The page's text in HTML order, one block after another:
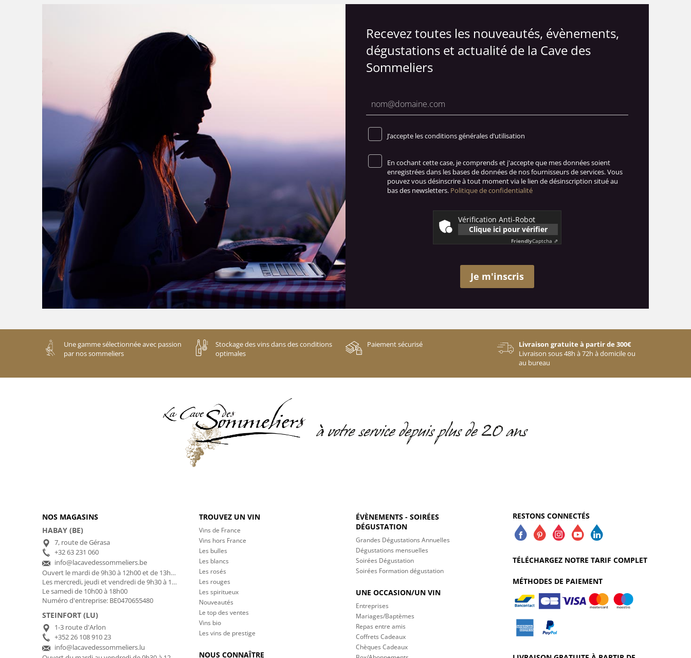
Recevez toutes les nouveautés, évènements,
dégustations et actualité de la Cave des
Sommeliers
J’accepte les conditions générales d’utilisation
En cochant cette case, je comprends et j'accepte que mes données soient
enregistrées dans les bases de données de nos fournisseurs de services. Vous
pouvez vous désinscrire à tout moment via le lien de désinscription situé au
bas des newsletters. Politique de confidentialité
Vérification Anti-Robot
Clique ici pour vérifier
FriendlyCaptcha ⇗
Je m'inscris
Une gamme sélectionnée avec passion
par nos sommeliers
Stockage des vins dans des conditions
optimales
Paiement sécurisé
Livraison gratuite à partir de 300€
Livraison sous 48h à 72h à domicile ou
au bureau
NOS MAGASINS
HABAY (BE)
7, route de Gérasa
+32 63 231 060
info@lacavedessommeliers.be
Ouvert le mardi de 9h30 à 12h00 et de 13h00 à 17h00
Les mercredi, jeudi et vendredi de 9h30 à 12h00 et de 13h00 à 18h30
Le samedi de 10h00 à 18h00
Numéro d'entreprise: BE0470655480
STEINFORT (LU)
1-3 route d'Arlon
+352 26 108 910 23
info@lacavedessommeliers.lu
TROUVEZ UN VIN
Vins de France
Vins hors France
Les bulles
Les blancs
Les rosés
Les rouges
Les spiritueux
Nouveautés
Le top des ventes
Vins bio
Les vins de prestige
NOUS CONNAÎTRE
ÉVÈNEMENTS - SOIRÉES
DÉGUSTATION
Grandes Dégustations Annuelles
Dégustations mensuelles
Soirées Dégustation
Soirées Formation dégustation
UNE OCCASION/UN VIN
Entreprises
Mariages/Baptèmes
Repas entre amis
Coffrets Cadeaux
Chèques Cadeaux
RESTONS CONNECTÉS
TÉLÉCHARGEZ NOTRE TARIF COMPLET
MÉTHODES DE PAIEMENT